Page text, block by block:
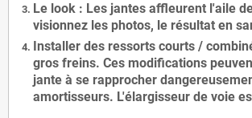
Le look : Les jantes affleurent l'aile
visionnez les photos, le résultat en
Installer des ressorts courts /
gros freins. Ces modifications
jante à se rapprocher
amortisseurs. L'élargisseur de voie